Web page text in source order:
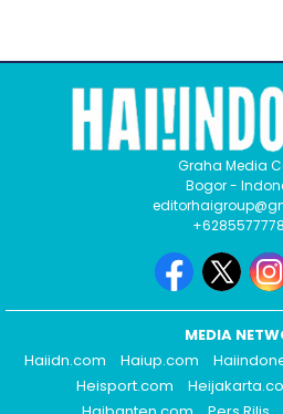
Graha Media
Bogor -
MEDIA
Haiidn.com
Haiup.com
Heisport.com